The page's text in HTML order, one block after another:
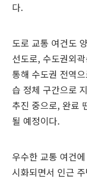
다.
도로 교통 여건도
선도로, 수도권외
통해 수도권 전역
습 정체 구간으로
추진 중으로, 완료
될 예정이다.
우수한 교통 여건
시화되면서 인근